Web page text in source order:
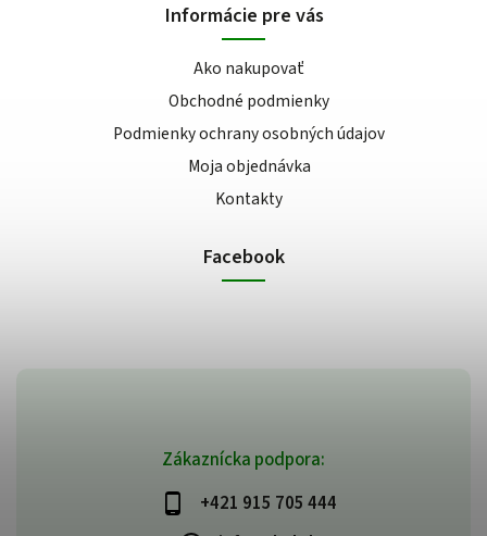
Zákaznícka podpora:
+421 915 705 444
Informácie pre vás
Ako nakupovať
Obchodné podmienky
Podmienky ochrany osobných údajov
Moja objednávka
Kontakty
Facebook